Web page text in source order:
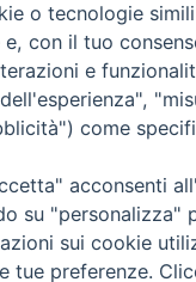
Centralino Curia Vescovile
0541 913711
Indirizzo
47864 PENNABILLI (RN)
Seguici su
Facebook
Instagram
LinkedIn
X
o tecnologie
con il tuo
e
come
acconsenti
su "personalizza"
sui cookie
tue preferenze.